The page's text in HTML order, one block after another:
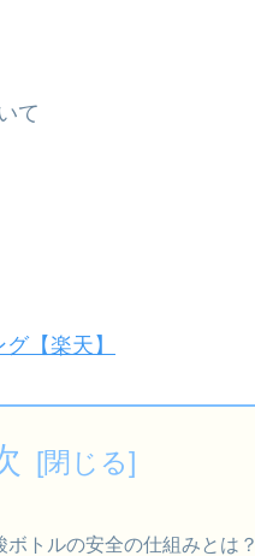
て
【楽天】
トルの安全の仕組みとは？